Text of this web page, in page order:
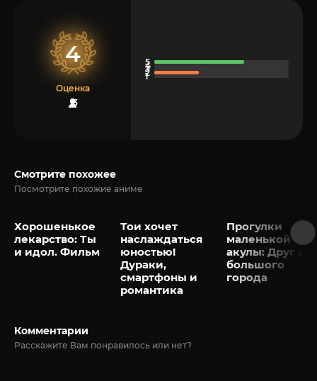
4
Оценка
3
Смотрите похожее
Посмотрите похожие аниме
Хорошенькое
лекарство: Ты
и идол. Фильм
Тои хочет
наслаждаться
юностью!
Дураки,
смартфоны и
романтика
Прогулки
маленькой
акулы: Друг из
большого
города
Комментарии
Расскажите Вам понравилось или нет?